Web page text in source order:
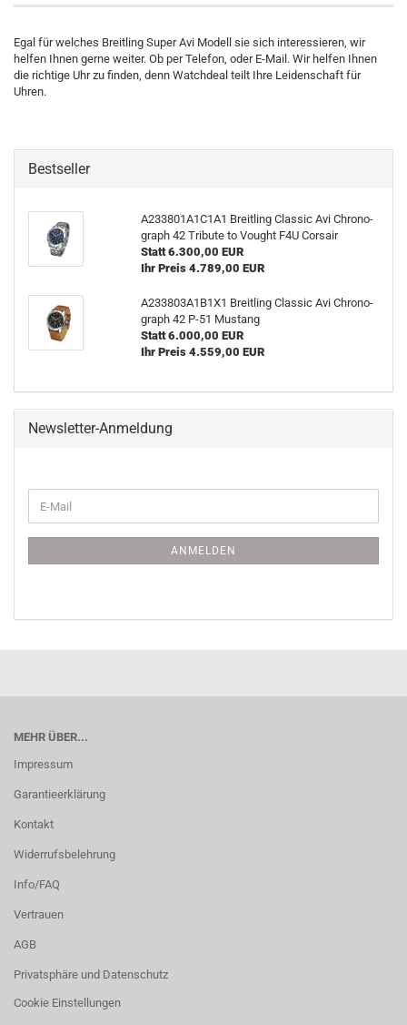
Egal für welches Breitling Super Avi Modell sie sich interessieren, wir
helfen Ihnen gerne weiter. Ob per Telefon, oder E-Mail. Wir helfen Ihnen
die richtige Uhr zu finden, denn Watchdeal teilt Ihre Leidenschaft für
Uhren.
Bestseller
A233801A1C1A1 Breit­ling Clas­sic Avi Chro­no­
graph 42 Tri­bu­te to Vought F4U Cor­sair
Statt 6.300,00 EUR
Ihr Preis 4.789,00 EUR
A233803A1B1X1 Breit­ling Clas­sic Avi Chro­no­
graph 42 P-51 Mus­tang
Statt 6.000,00 EUR
Ihr Preis 4.559,00 EUR
Newsletter-Anmeldung
ZUR
E-
Mail
ANMELDEN
MEHR ÜBER...
Impressum
Garantieerklärung
Kontakt
Widerrufsbelehrung
Info/FAQ
Vertrauen
AGB
Privatsphäre und Datenschutz
Cookie Einstellungen